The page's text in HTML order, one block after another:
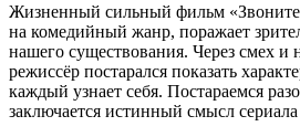
Жизненный сильный фильм
на комедийный жанр, поражает
нашего существования. Через смех и
режиссёр постарался показать
каждый узнает себя. Постараемся
заключается истинный смысл